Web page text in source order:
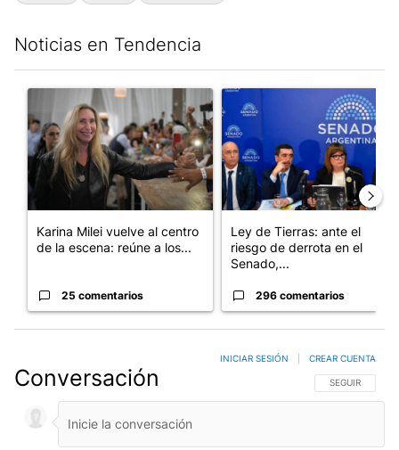
Noticias en Tendencia
Un artículo de tendencia con el título "Karina Milei vuelve al
Karina Milei vuelve al centro
de la escena: reúne a los...
25 comentarios
Un artículo de tendencia con
Ley de Tierras: ante el
riesgo de derrota en el
Senado,...
296 comentarios
Conversación SIGA ESTA
SEGUIR
INICIAR SESIÓN CREAR CUENTA